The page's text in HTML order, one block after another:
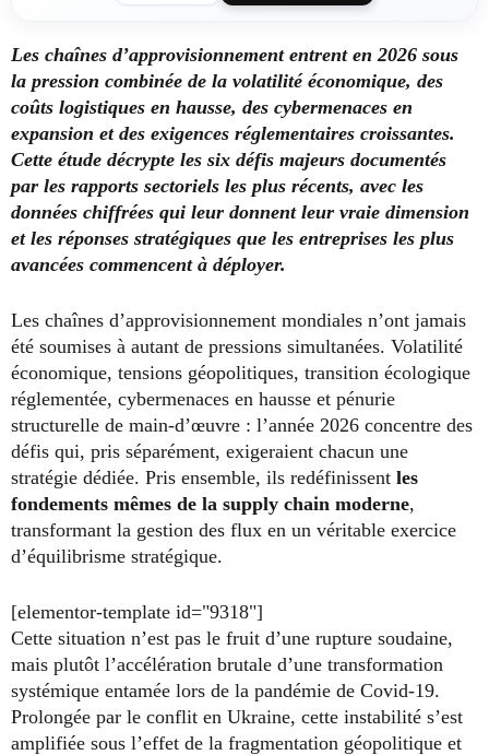
Les chaînes d’approvisionnement entrent en 2026 sous
la pression combinée de la volatilité économique, des
coûts logistiques en hausse, des cybermenaces en
expansion et des exigences réglementaires croissantes.
Cette étude décrypte les six défis majeurs documentés
par les rapports sectoriels les plus récents, avec les
données chiffrées qui leur donnent leur vraie dimension
et les réponses stratégiques que les entreprises les plus
avancées commencent à déployer.
Les chaînes d’approvisionnement mondiales n’ont jamais
été soumises à autant de pressions simultanées. Volatilité
économique, tensions géopolitiques, transition écologique
réglementée, cybermenaces en hausse et pénurie
structurelle de main-d’œuvre : l’année 2026 concentre des
défis qui, pris séparément, exigeraient chacun une
stratégie dédiée. Pris ensemble, ils redéfinissent les
fondements mêmes de la supply chain moderne,
transformant la gestion des flux en un véritable exercice
d’équilibrisme stratégique.
[elementor-template id="9318"]
Cette situation n’est pas le fruit d’une rupture soudaine,
mais plutôt l’accélération brutale d’une transformation
systémique entamée lors de la pandémie de Covid-19.
Prolongée par le conflit en Ukraine, cette instabilité s’est
amplifiée sous l’effet de la fragmentation géopolitique et